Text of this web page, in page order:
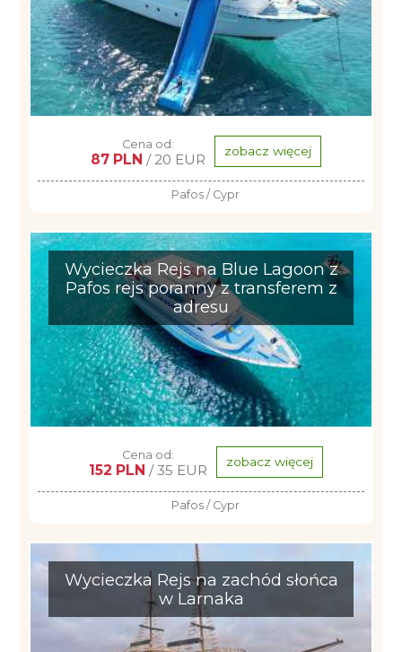
Cena od:
87 PLN / 20 EUR zobacz więcej
Pafos / Cypr
Wycieczka Rejs na Blue Lagoon z
Pafos rejs poranny z transferem z
adresu
Cena od:
152 PLN / 35 EUR zobacz więcej
Pafos / Cypr
Wycieczka Rejs na zachód słońca
w Larnaka